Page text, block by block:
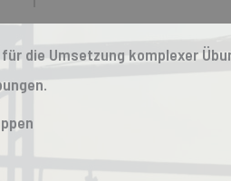
die Umsetzung komplexer